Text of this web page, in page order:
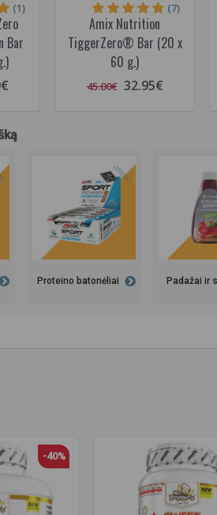
Bar
(1)
Amix Nutrition
TiggerZero® Bar (20 x
60 g.)
(7)
45.00€ 32.95€
Proteino batonėliai Padažai ir
-40%